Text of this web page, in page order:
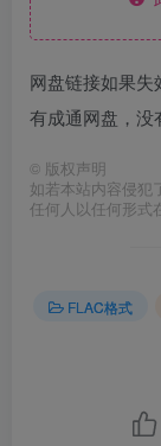
网盘链接如果失
有成通网盘，没
© 版权声明
如若本站内容侵犯
任何人以任何形式
FLAC格式